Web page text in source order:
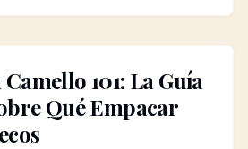
101: La Guía
Qué Empacar